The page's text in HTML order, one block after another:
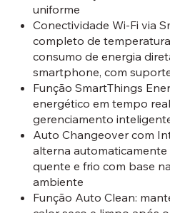
uniforme
Conectividade Wi-Fi via
completo de
consumo de energia
smartphone, com
Função SmartThings
energético em tempo
gerenciamento
Auto Changeover com
alterna
quente e frio com base
ambiente
Função Auto Clean: